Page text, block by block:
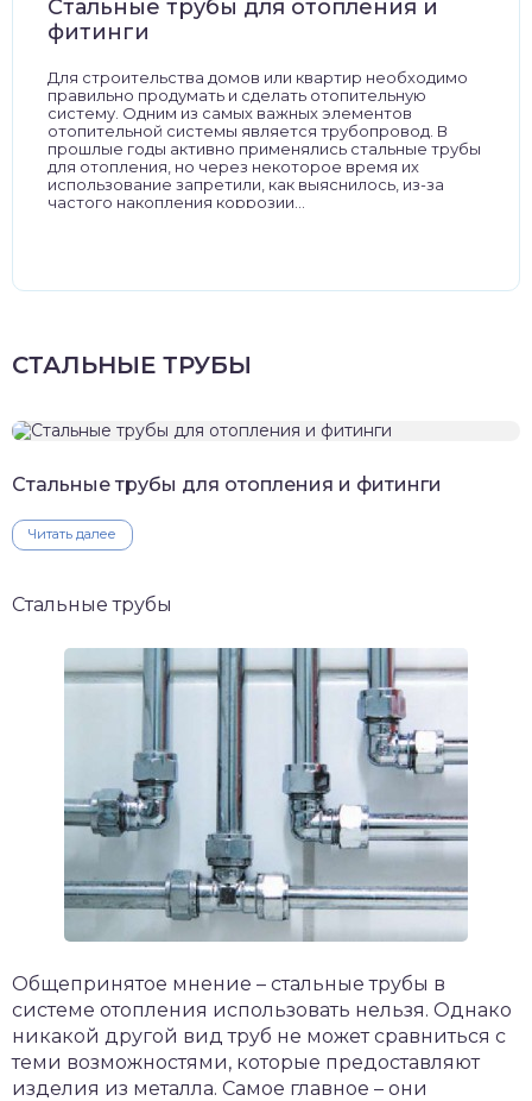
Стальные трубы для отопления и
фитинги
Для строительства домов или квартир необходимо
правильно продумать и сделать отопительную
систему. Одним из самых важных элементов
отопительной системы является трубопровод. В
прошлые годы активно применялись стальные трубы
для отопления, но через некоторое время их
использование запретили, как выяснилось, из-за
частого накопления коррозии...
СТАЛЬНЫЕ ТРУБЫ
Стальные трубы для отопления и фитинги
Читать далее
Стальные трубы
Общепринятое мнение – стальные трубы в
системе отопления использовать нельзя. Однако
никакой другой вид труб не может сравниться с
теми возможностями, которые предоставляют
изделия из металла. Самое главное – они